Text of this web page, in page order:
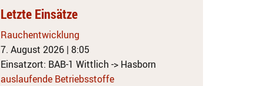
Letzte Einsätze
Rauchentwicklung
7. August 2026 | 8:05
Einsatzort: BAB-1 Wittlich -> Hasborn
auslaufende Betriebsstoffe